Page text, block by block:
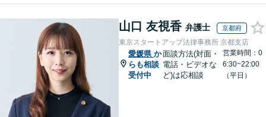
山口 友視香 弁護士 京都府
東京スタートアップ法律事務所 京都支店
愛媛県 か
らも相談
受付中
面談方法(対面・
電話・ビデオな
ど)は応相談
営業時間：0
6:30~22:00
（平日）